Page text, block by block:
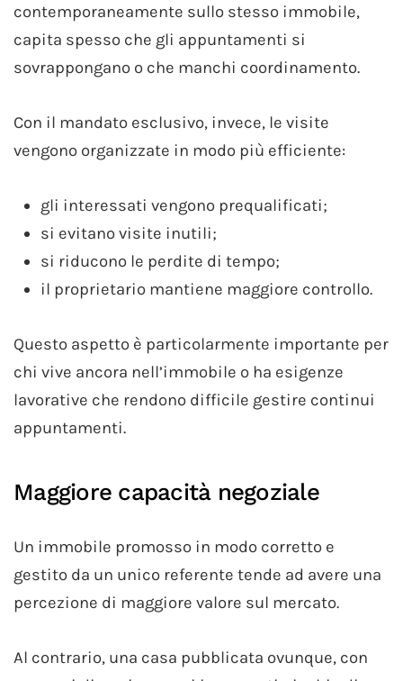
contemporaneamente sullo stesso immobile,
capita spesso che gli appuntamenti si
sovrappongano o che manchi coordinamento.
Con il mandato esclusivo, invece, le visite
vengono organizzate in modo più efficiente:
gli interessati vengono prequalificati;
si evitano visite inutili;
si riducono le perdite di tempo;
il proprietario mantiene maggiore controllo.
Questo aspetto è particolarmente importante per
chi vive ancora nell’immobile o ha esigenze
lavorative che rendono difficile gestire continui
appuntamenti.
Maggiore capacità negoziale
Un immobile promosso in modo corretto e
gestito da un unico referente tende ad avere una
percezione di maggiore valore sul mercato.
Al contrario, una casa pubblicata ovunque, con